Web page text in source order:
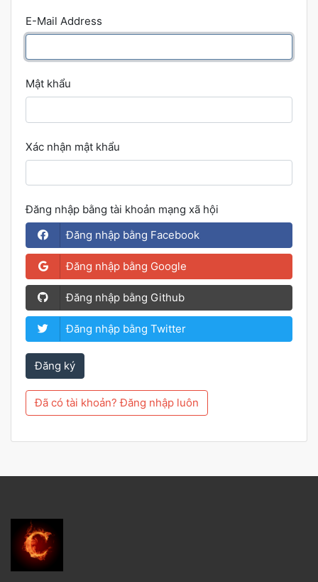
E-Mail Address
Mật khẩu
Xác nhận mật khẩu
Đăng nhập bằng tài khoản mạng xã hội
Đăng nhập bằng Facebook
Đăng nhập bằng Google
Đăng nhập bằng Github
Đăng nhập bằng Twitter
Đăng ký
Đã có tài khoản? Đăng nhập luôn